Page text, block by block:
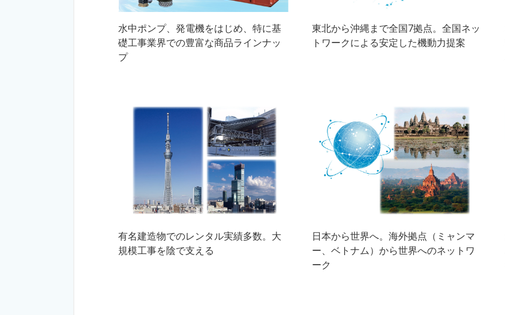
水中ポンプ、発電機をはじめ、特に基
礎工事業界での豊富な商品ラインナッ
プ
東北から沖縄まで全国7拠点。全国ネッ
トワークによる安定した機動力提案
有名建造物でのレンタル実績多数。大
規模工事を陰で支える
日本から世界へ。海外拠点（ミャンマ
ー、ベトナム）から世界へのネットワ
ーク